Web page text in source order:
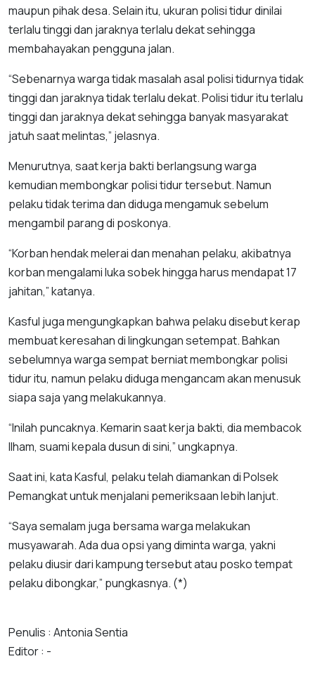
maupun pihak desa. Selain itu, ukuran polisi tidur dinilai
terlalu tinggi dan jaraknya terlalu dekat sehingga
membahayakan pengguna jalan.
“Sebenarnya warga tidak masalah asal polisi tidurnya tidak
tinggi dan jaraknya tidak terlalu dekat. Polisi tidur itu terlalu
tinggi dan jaraknya dekat sehingga banyak masyarakat
jatuh saat melintas,” jelasnya.
Menurutnya, saat kerja bakti berlangsung warga
kemudian membongkar polisi tidur tersebut. Namun
pelaku tidak terima dan diduga mengamuk sebelum
mengambil parang di poskonya.
“Korban hendak melerai dan menahan pelaku, akibatnya
korban mengalami luka sobek hingga harus mendapat 17
jahitan,” katanya.
Kasful juga mengungkapkan bahwa pelaku disebut kerap
membuat keresahan di lingkungan setempat. Bahkan
sebelumnya warga sempat berniat membongkar polisi
tidur itu, namun pelaku diduga mengancam akan menusuk
siapa saja yang melakukannya.
“Inilah puncaknya. Kemarin saat kerja bakti, dia membacok
Ilham, suami kepala dusun di sini,” ungkapnya.
Saat ini, kata Kasful, pelaku telah diamankan di Polsek
Pemangkat untuk menjalani pemeriksaan lebih lanjut.
“Saya semalam juga bersama warga melakukan
musyawarah. Ada dua opsi yang diminta warga, yakni
pelaku diusir dari kampung tersebut atau posko tempat
pelaku dibongkar,” pungkasnya. (*)
Penulis : Antonia Sentia
Editor : -